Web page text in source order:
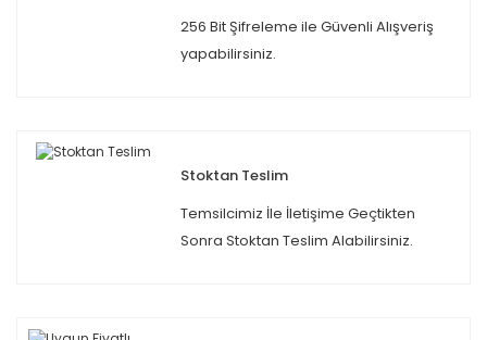
256 Bit Şifreleme ile Güvenli Alışveriş
yapabilirsiniz.
Stoktan Teslim
Temsilcimiz İle İletişime Geçtikten
Sonra Stoktan Teslim Alabilirsiniz.